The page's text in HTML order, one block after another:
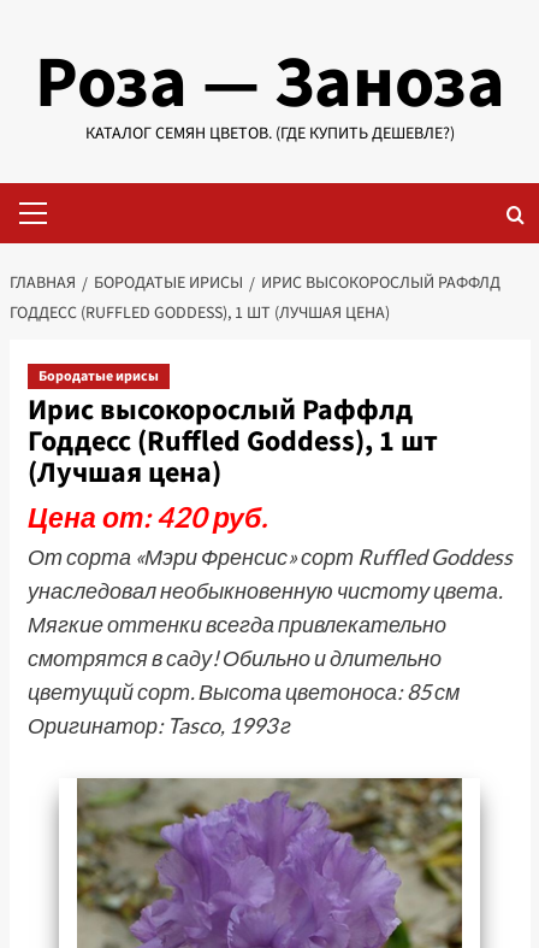
содержимому
Роза — Заноза
КАТАЛОГ СЕМЯН ЦВЕТОВ. (ГДЕ КУПИТЬ ДЕШЕВЛЕ?)
меню
ГЛАВНАЯ БОРОДАТЫЕ ИРИСЫ
ИРИС ВЫСОКОРОСЛЫЙ РАФФЛД
ГОДДЕСС (RUFFLED GODDESS), 1 ШТ (ЛУЧШАЯ ЦЕНА)
Бородатые ирисы
Ирис высокорослый Раффлд
Годдесс (Ruffled Goddess), 1 шт
(Лучшая цена)
Цена от: 420 руб.
От сорта «Мэри Френсис» сорт Ruffled Goddess
унаследовал необыкновенную чистоту цвета.
Мягкие оттенки всегда привлекательно
смотрятся в саду! Обильно и длительно
цветущий сорт. Высота цветоноса: 85 см
Оригинатор: Tasco, 1993 г